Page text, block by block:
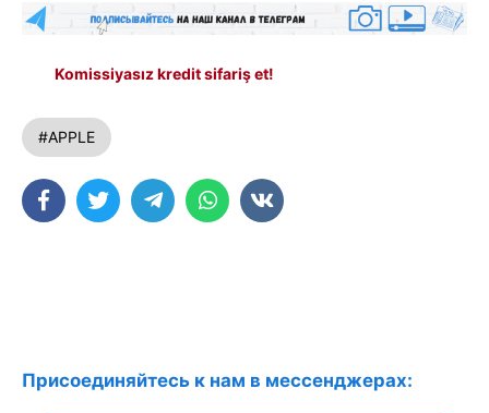
Komissiyasız kredit sifariş et!
#APPLE
Присоединяйтесь к нам в мессенджерах: